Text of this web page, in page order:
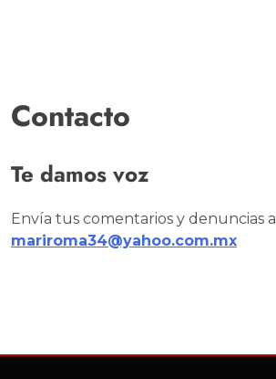
Contacto
Te damos voz
Envía tus comentarios y denuncias a
mariroma34@yahoo.com.mx